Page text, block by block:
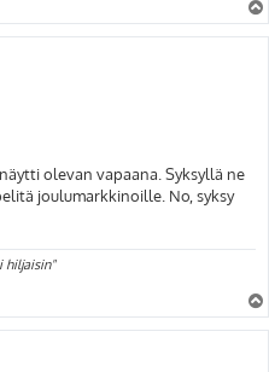
olevan vapaana. Syksyllä ne
joulumarkkinoille. No, syksy
hiljaisin"